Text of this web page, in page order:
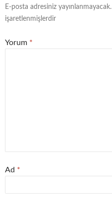
E-posta adresiniz yayınlanmayacak.
işaretlenmişlerdir
Yorum *
Ad *